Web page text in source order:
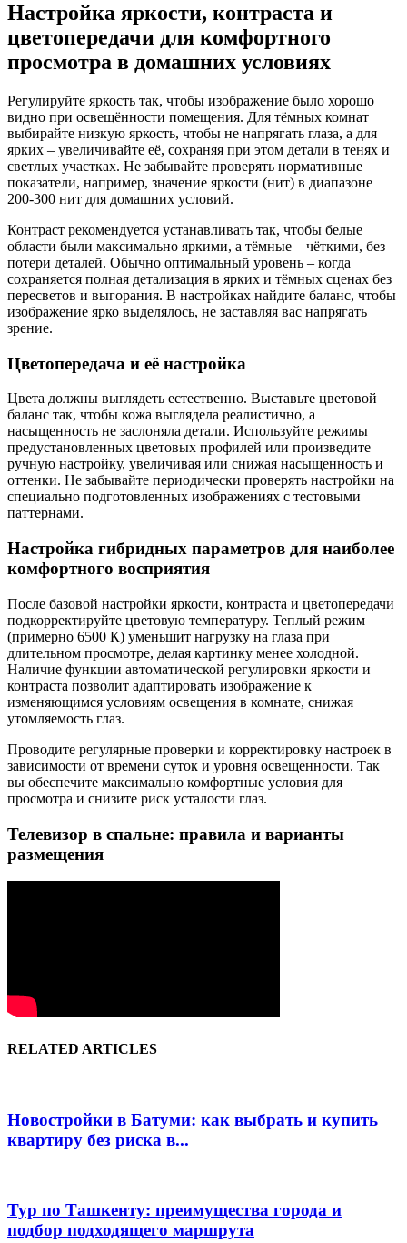
Настройка яркости, контраста и
цветопередачи для комфортного
просмотра в домашних условиях
Регулируйте яркость так, чтобы изображение было хорошо
видно при освещённости помещения. Для тёмных комнат
выбирайте низкую яркость, чтобы не напрягать глаза, а для
ярких – увеличивайте её, сохраняя при этом детали в тенях и
светлых участках. Не забывайте проверять нормативные
показатели, например, значение яркости (нит) в диапазоне
200-300 нит для домашних условий.
Контраст рекомендуется устанавливать так, чтобы белые
области были максимально яркими, а тёмные – чёткими, без
потери деталей. Обычно оптимальный уровень – когда
сохраняется полная детализация в ярких и тёмных сценах без
пересветов и выгорания. В настройках найдите баланс, чтобы
изображение ярко выделялось, не заставляя вас напрягать
зрение.
Цветопередача и её настройка
Цвета должны выглядеть естественно. Выставьте цветовой
баланс так, чтобы кожа выглядела реалистично, а
насыщенность не заслоняла детали. Используйте режимы
предустановленных цветовых профилей или произведите
ручную настройку, увеличивая или снижая насыщенность и
оттенки. Не забывайте периодически проверять настройки на
специально подготовленных изображениях с тестовыми
паттернами.
Настройка гибридных параметров для наиболее
комфортного восприятия
После базовой настройки яркости, контраста и цветопередачи
подкорректируйте цветовую температуру. Теплый режим
(примерно 6500 К) уменьшит нагрузку на глаза при
длительном просмотре, делая картинку менее холодной.
Наличие функции автоматической регулировки яркости и
контраста позволит адаптировать изображение к
изменяющимся условиям освещения в комнате, снижая
утомляемость глаз.
Проводите регулярные проверки и корректировку настроек в
зависимости от времени суток и уровня освещенности. Так
вы обеспечите максимально комфортные условия для
просмотра и снизите риск усталости глаз.
Телевизор в спальне: правила и варианты
размещения
RELATED ARTICLES
Новостройки в Батуми: как выбрать и купить
квартиру без риска в...
Тур по Ташкенту: преимущества города и
подбор подходящего маршрута